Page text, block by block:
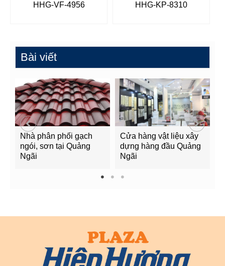
HHG-VF-4956 HHG-KP-8310
Bài viết
Nhà phân phối gạch
ngói, sơn tại Quảng
Ngãi
Cửa hàng vật liệu xây
dựng hàng đầu Quảng
Ngãi
1 2 3